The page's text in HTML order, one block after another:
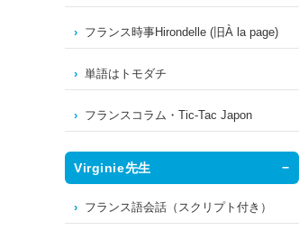
フランス時事Hirondelle (旧À la page)
単語はトモダチ
フランスコラム・Tic-Tac Japon
Virginie先生
フランス語会話（スクリプト付き）